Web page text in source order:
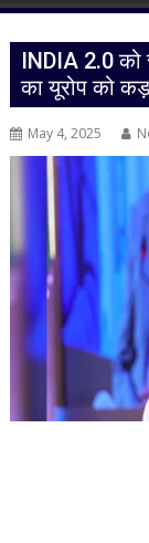
INDIA 2.0 को
का यूरोप को
May 4, 2025